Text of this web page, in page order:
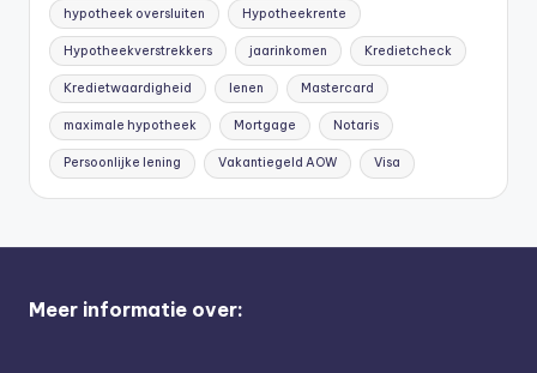
hypotheek oversluiten Hypotheekrente
Hypotheekverstrekkers jaarinkomen Kredietcheck
Kredietwaardigheid lenen Mastercard
maximale hypotheek Mortgage Notaris
Persoonlijke lening Vakantiegeld AOW Visa
Meer informatie over: